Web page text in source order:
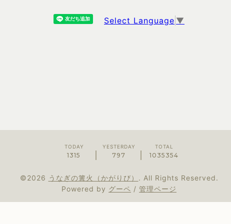
Select Language ▼
TODAY
1315
YESTERDAY
797
TOTAL
1035354
©2026 うなぎの篝火（かがりび） . All Rights Reserved.
Powered by グーペ / 管理ページ